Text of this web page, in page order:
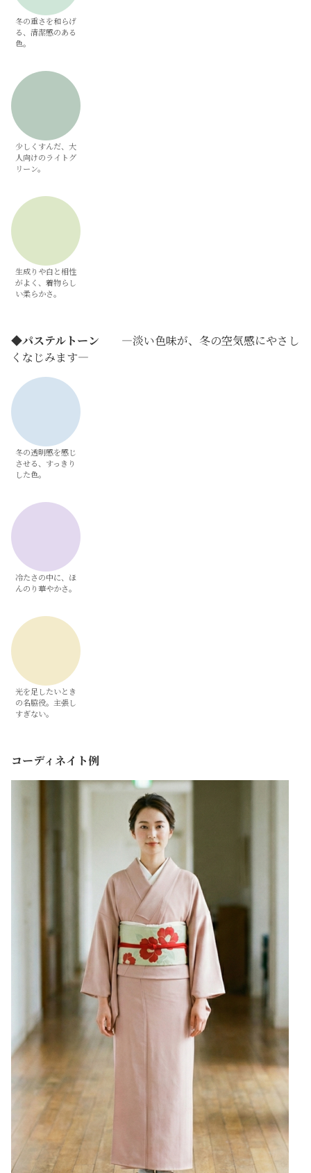
冬の重さを和らげ
る、清潔感のある
色。
少しくすんだ、大
人向けのライトグ
リーン。
生成りや白と相性
がよく、着物らし
い柔らかさ。
◆パステルトーン ―淡い色味が、冬の空気感にやさし
くなじみます―
冬の透明感を感じ
させる、すっきり
した色。
冷たさの中に、ほ
んのり華やかさ。
光を足したいとき
の名脇役。主張し
すぎない。
コーディネイト例